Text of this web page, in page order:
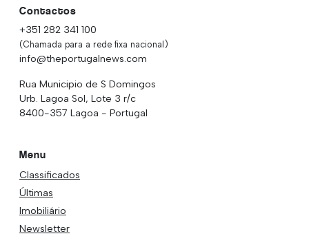
Contactos
+351 282 341 100
(Chamada para a rede fixa nacional)
info@theportugalnews.com
Rua Municipio de S Domingos
Urb. Lagoa Sol, Lote 3 r/c
8400-357 Lagoa - Portugal
Menu
Classificados
Últimas
Imobiliário
Newsletter